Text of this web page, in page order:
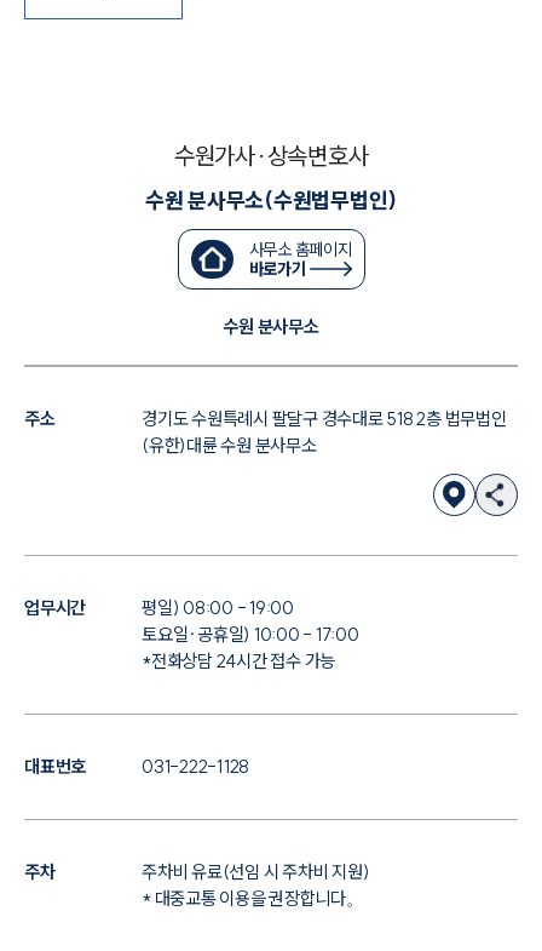
수원가사·상속변호사
수원 분사무소(수원법무법인)
사무소 홈페이지
바로가기
수원 분사무소
주소
경기도 수원특례시 팔달구 경수대로 518 2층 법무법인
(유한)대륜 수원 분사무소
업무시간
평일) 08:00 - 19:00
토요일·공휴일) 10:00 - 17:00
*전화상담 24시간 접수 가능
대표번호 031-222-1128
주차
주차비 유료(선임 시 주차비 지원)
* 대중교통 이용을 권장합니다。